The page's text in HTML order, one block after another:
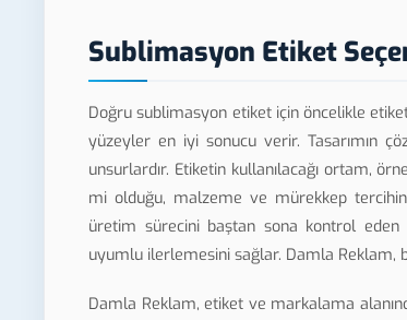
Sublimasyon Etiket
Doğru sublimasyon etiket için öncelikle
yüzeyler en iyi sonucu verir. Tasarımın
unsurlardır. Etiketin kullanılacağı ortam,
mi olduğu, malzeme ve mürekkep
üretim sürecini baştan sona kontrol eden
uyumlu ilerlemesini sağlar. Damla Reklam,
Damla Reklam, etiket ve markalama